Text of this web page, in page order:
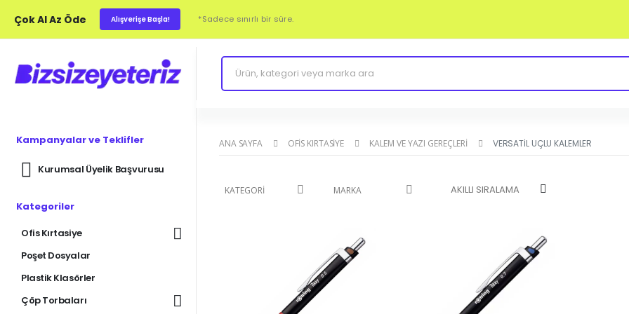
Çok Al Az Öde Alışverişe Başla! *Sadece sınırlı bir süre.
Kampanyalar ve Teklifler
Kurumsal Üyelik Başvurusu
Kategoriler
Ofis Kırtasiye
Poşet Dosyalar
Plastik Klasörler
Çöp Torbaları
ANA SAYFA OFIS KIRTASIYE KALEM VE YAZI GEREÇLERI VERSATIL UÇLU KALEMLER
KATEGORI MARKA